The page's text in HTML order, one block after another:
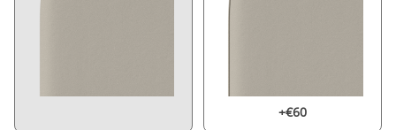
+€60